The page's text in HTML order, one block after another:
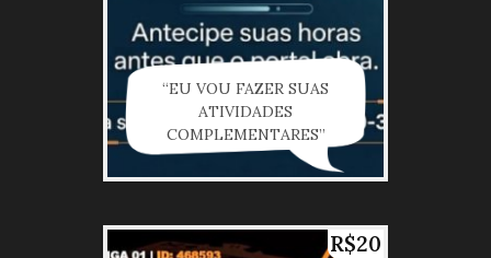
“EU VOU FAZER SUAS
ATIVIDADES
COMPLEMENTARES”
R$20